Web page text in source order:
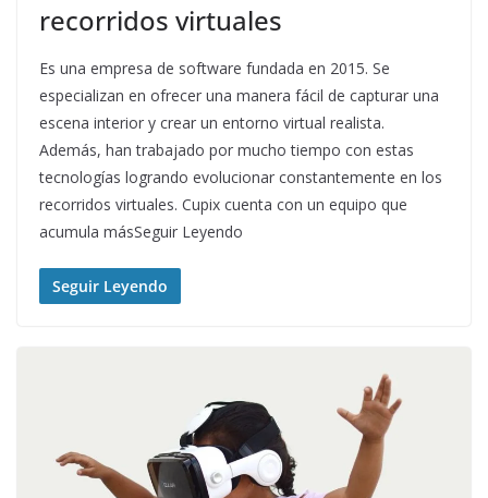
recorridos virtuales
Es una empresa de software fundada en 2015. Se
especializan en ofrecer una manera fácil de capturar una
escena interior y crear un entorno virtual realista.
Además, han trabajado por mucho tiempo con estas
tecnologías logrando evolucionar constantemente en los
recorridos virtuales. Cupix cuenta con un equipo que
acumula másSeguir Leyendo
Seguir Leyendo